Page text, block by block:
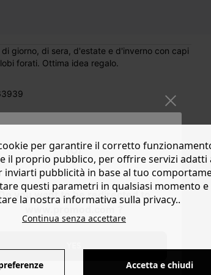
you want to be redirected to
giorno, di sera, d'estate e d'inverno con capi
forati. Ottima idea regalo.
DIMENSIONI
Altezza: 7 cm.
Larghezza: 3
per garantire il corretto
il proprio pubblico, per offrire servizi adatti
inviarti pubblicità in base al tuo
questi parametri in qualsiasi momento e
la nostra informativa sulla privacy..
Continua senza accettare
Accetta e chiudi